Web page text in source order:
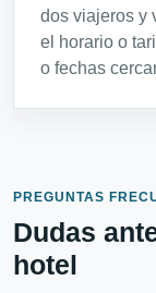
dos viajeros y
el horario o
o fechas
PREGUNTAS
Dudas
hotel